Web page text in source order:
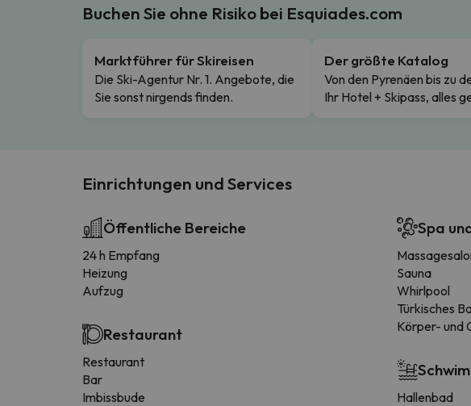
Buchen Sie ohne Risiko bei Esquiades.com
Marktführer für Skireisen
Die Ski-Agentur Nr. 1. Angebote, die
Sie sonst nirgends finden.
Der größte Katalog
Von den Pyrenäen bis zu
Ihr Hotel + Skipass, alles
Einrichtungen und Services
Öffentliche Bereiche
24 h Empfang
Heizung
Aufzug
Restaurant
Restaurant
Bar
Imbissbude
Spa
Sauna
Whirlpool
Türkisches
Körper- und
Hallenbad